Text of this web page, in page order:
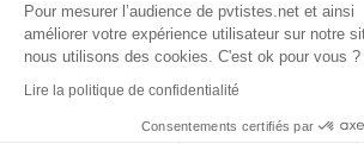
Copyright © 2005-2026 pvtistes.net
Pour mesurer l’audience de pvtistes.net et ainsi
améliorer votre expérience utilisateur sur notre
nous utilisons des cookies. C'est ok pour vous ?
Lire la politique de confidentialité
Consentements certifiés par